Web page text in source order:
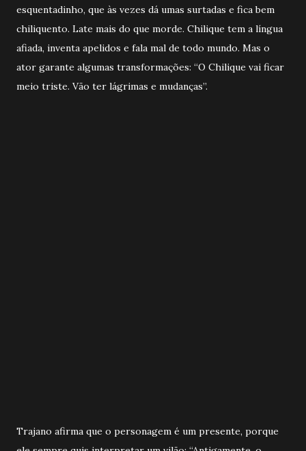
esquentadinho, que às vezes dá umas surtadas e fica bem
chiliquento. Late mais do que morde. Chilique tem a língua
afiada, inventa apelidos e fala mal de todo mundo. Mas o
ator garante algumas transformações: “O Chilique vai ficar
meio triste. Vão ter lágrimas e mudanças”.
Trajano afirma que o personagem é um presente, porque